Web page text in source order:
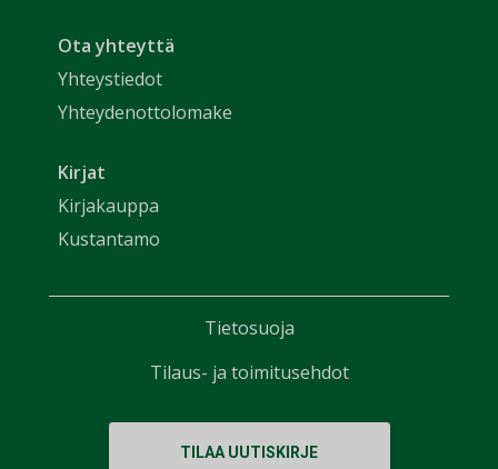
Ota yhteyttä
Yhteystiedot
Yhteydenottolomake
Kirjat
Kirjakauppa
Kustantamo
TILAA UUTISKIRJE
Tietosuoja
Tilaus- ja toimitusehdot